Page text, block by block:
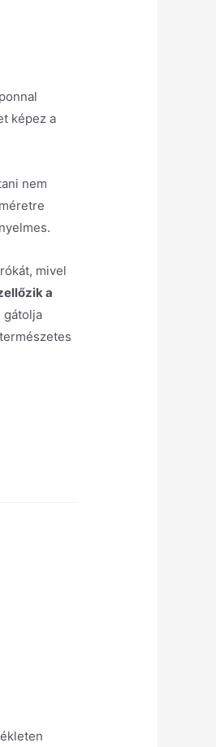
képez a
nem
mivel
a
gátolja